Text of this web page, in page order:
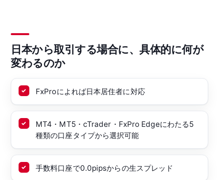
日本から取引する場合に、具体的に何が
変わるのか
FxProによれば日本居住者に対応
MT4・MT5・cTrader・FxPro Edgeにわたる5
種類の口座タイプから選択可能
手数料口座で0.0pipsからの生スプレッド